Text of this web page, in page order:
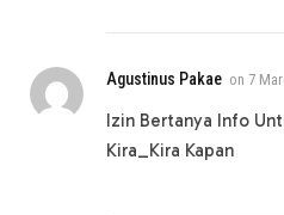
Agustinus Pakae on 7
Izin Bertanya Info
Kira_Kira Kapan